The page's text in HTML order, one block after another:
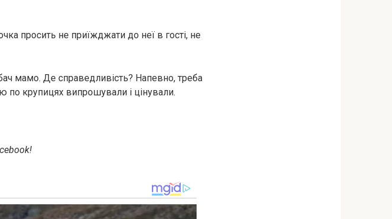
просить не приїжджати до неї в гості, не
мамо. Де справедливість? Напевно, треба
по крупицях випрошували і цінували.